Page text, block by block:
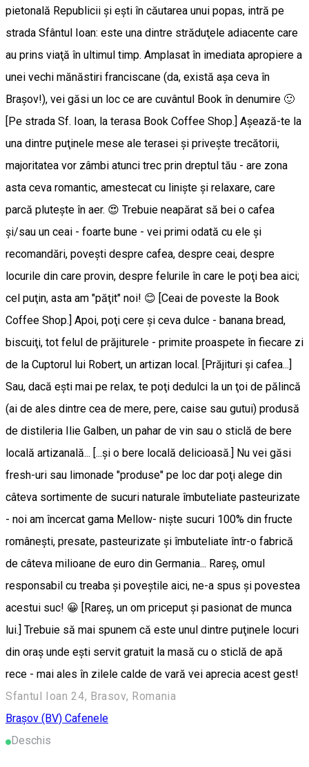
pietonală Republicii şi eşti în căutarea unui popas, intră pe
strada Sfântul Ioan: este una dintre străduţele adiacente care
au prins viaţă în ultimul timp. Amplasat în imediata apropiere a
unei vechi mănăstiri franciscane (da, există aşa ceva în
Braşov!), vei găsi un loc ce are cuvântul Book în denumire 🙂
[Pe strada Sf. Ioan, la terasa Book Coffee Shop.] Aşează-te la
una dintre puţinele mese ale terasei şi priveşte trecătorii,
majoritatea vor zâmbi atunci trec prin dreptul tău - are zona
asta ceva romantic, amestecat cu linişte şi relaxare, care
parcă pluteşte în aer. 😍 Trebuie neapărat să bei o cafea
şi/sau un ceai - foarte bune - vei primi odată cu ele şi
recomandări, poveşti despre cafea, despre ceai, despre
locurile din care provin, despre felurile în care le poţi bea aici;
cel puţin, asta am "păţit" noi! 😊 [Ceai de poveste la Book
Coffee Shop.] Apoi, poţi cere şi ceva dulce - banana bread,
biscuiţi, tot felul de prăjiturele - primite proaspete în fiecare zi
de la Cuptorul lui Robert, un artizan local. [Prăjituri şi cafea...]
Sau, dacă eşti mai pe relax, te poţi dedulci la un ţoi de pălincă
(ai de ales dintre cea de mere, pere, caise sau gutui) produsă
de distileria Ilie Galben, un pahar de vin sau o sticlă de bere
locală artizanală... [...și o bere locală delicioasă.] Nu vei găsi
fresh-uri sau limonade "produse" pe loc dar poţi alege din
câteva sortimente de sucuri naturale îmbuteliate pasteurizate
- noi am încercat gama Mellow- nişte sucuri 100% din fructe
româneşti, presate, pasteurizate şi îmbuteliate într-o fabrică
de câteva milioane de euro din Germania... Rareş, omul
responsabil cu treaba şi poveştile aici, ne-a spus şi povestea
acestui suc! 😀 [Rareş, un om priceput şi pasionat de munca
lui.] Trebuie să mai spunem că este unul dintre puţinele locuri
din oraş unde eşti servit gratuit la masă cu o sticlă de apă
rece - mai ales în zilele calde de vară vei aprecia acest gest!
Sfantul Ioan 24, Brasov, Romania
Braşov (BV) Cafenele
Deschis